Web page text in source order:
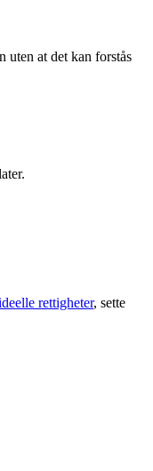
uten at det kan forstås
rettigheter, sette